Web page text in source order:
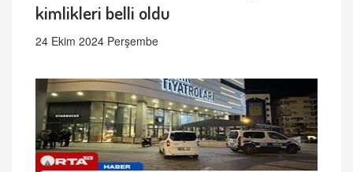
kimlikleri belli oldu
24 Ekim 2024 Perşembe